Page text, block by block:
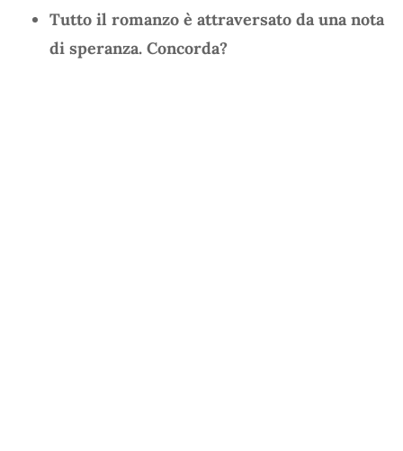
Tutto il romanzo è attraversato da una nota
di speranza. Concorda?